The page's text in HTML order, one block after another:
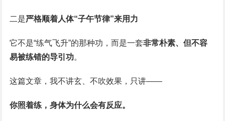
二是严格顺着人体“子午节律”来用力
它不是“练气飞升”的那种功，而是一套非常朴素、但不容
易被练错的导引功。
这篇文章，我不讲玄、不吹效果，只讲——
你照着练，身体为什么会有反应。